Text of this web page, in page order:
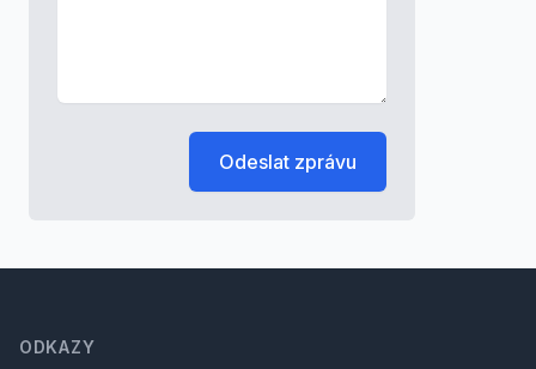
Odeslat zprávu
ODKAZY